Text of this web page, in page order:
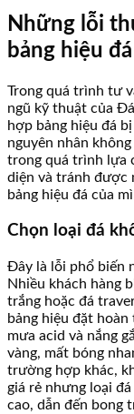
Những lỗi
bảng hiệu đá
Trong quá trình tư
ngũ kỹ thuật của
hợp bảng hiệu đá
nguyên nhân
trong quá trình lựa
diện và tránh được
bảng hiệu đá của
Chọn loại đá
Đây là lỗi phổ biến
Nhiều khách hàng
trắng hoặc đá
bảng hiệu đặt
mưa acid và nắng
vàng, mất bóng
trường hợp khác,
giá rẻ nhưng loại
cao, dẫn đến bong